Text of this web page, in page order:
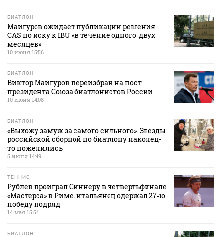
БИАТЛОН
Майгуров ожидает публикации решения
CAS по иску к IBU «в течение одного‑двух
месяцев»
10 июня 15:56
БИАТЛОН
Виктор Майгуров переизбран на пост
президента Союза биатлонистов России
10 июня 14:08
БИАТЛОН
«Выхожу замуж за самого сильного». Звезды
российской сборной по биатлону наконец-
то поженились
5 июня 14:49
ТЕННИС
Рублев проиграл Синнеру в четвертьфинале
«Мастерса» в Риме, итальянец одержал 27‑ю
победу подряд
14 мая 15:54
БИАТЛОН